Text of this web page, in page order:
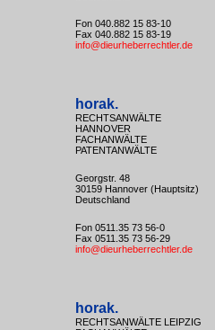
Fon 040.882 15 83-10
Fax 040.882 15 83-19
info@dieurheberrechtler.de
horak.
RECHTSANWÄLTE
HANNOVER
FACHANWÄLTE
PATENTANWÄLTE
Georgstr. 48
30159 Hannover (Hauptsitz)
Deutschland
Fon 0511.35 73 56-0
Fax 0511.35 73 56-29
info@dieurheberrechtler.de
horak.
RECHTSANWÄLTE LEIPZIG